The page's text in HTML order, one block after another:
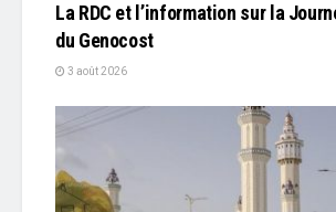
La RDC et l’information sur la
du Genocost
3 août 2026